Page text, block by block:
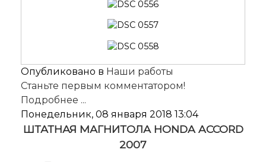
Опубликовано в Наши работы
Станьте первым комментатором!
Подробнее ...
Понедельник, 08 января 2018 13:04
ШТАТНАЯ МАГНИТОЛА HONDA ACCORD
2007